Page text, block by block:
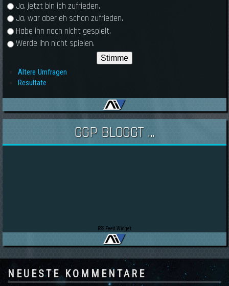
Ja, jetzt bin ich zufrieden.
Ja, war aber eh schon zufrieden.
Habe ihn noch nicht gespielt.
Werde ihn nicht spielen.
Ältere Umfragen
Resultate
GGP BLOGGT ...
RSS Feed Widget
NEUESTE KOMMENTARE